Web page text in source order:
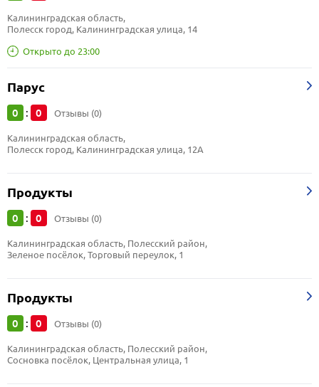
Открыто до 23:00
Калининградская область,
Полесск город, Калининградская улица, 14
Парус
0 : 0 Отзывы (0)
Калининградская область,
Полесск город, Калининградская улица, 12А
Продукты
0 : 0 Отзывы (0)
Калининградская область, Полесский район,
Зеленое посёлок, Торговый переулок, 1
Продукты
0 : 0 Отзывы (0)
Калининградская область, Полесский район,
Сосновка посёлок, Центральная улица, 1